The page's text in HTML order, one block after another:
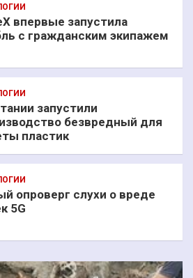
впервые запустила
с гражданским экипажем
запустили
безвредный для
пластик
опроверг слухи о вреде
5G